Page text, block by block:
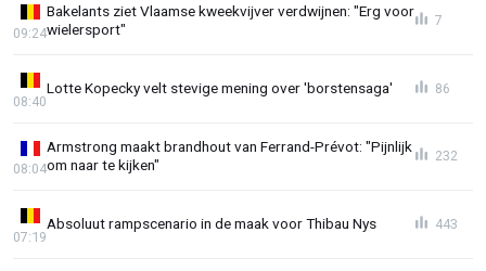
Bakelants ziet Vlaamse kweekvijver verdwijnen: "Erg voor
wielersport"
09:24
7
Lotte Kopecky velt stevige mening over 'borstensaga'
08:40
86
Armstrong maakt brandhout van Ferrand-Prévot: "Pijnlijk
om naar te kijken"
08:04
232
Absoluut rampscenario in de maak voor Thibau Nys
07:19
443